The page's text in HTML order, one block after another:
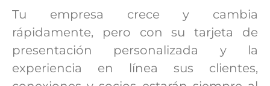
Tu empresa crece y cambia
rápidamente, pero con su tarjeta de
presentación personalizada y la
experiencia en línea sus clientes,